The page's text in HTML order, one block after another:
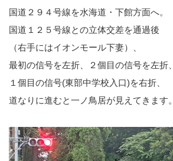
国道２９４号線を水海道・下館方面へ。
国道１２５号線との立体交差を通過後
（右手にはイオンモール下妻）、
最初の信号を左折、２個目の信号を左折、
１個目の信号(東部中学校入口)を右折、
道なりに進むと一ノ鳥居が見えてきます。